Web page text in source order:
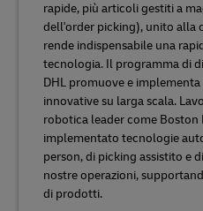
rapide, più articoli gestiti a
dell'order picking), unito alla
rende indispensabile una
tecnologia. Il programma di
DHL promuove e
innovative su larga scala.
robotica leader come Boston
implementato tecnologie
person, di picking assistito e
nostre operazioni,
di prodotti.